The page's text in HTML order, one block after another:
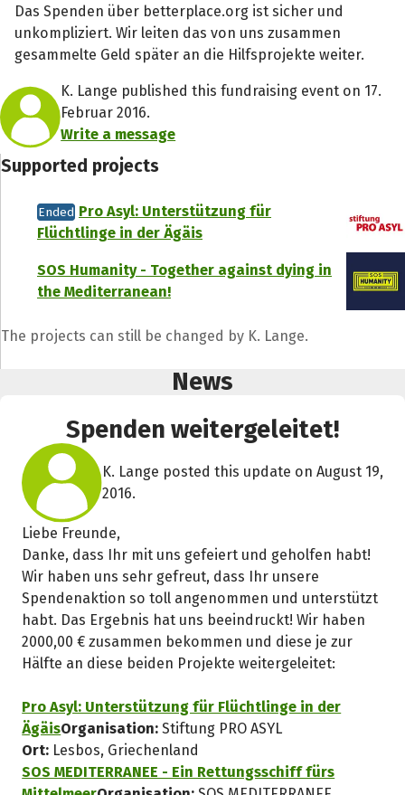
Das Spenden über betterplace.org ist sicher und
unkompliziert. Wir leiten das von uns zusammen
gesammelte Geld später an die Hilfsprojekte weiter.
K. Lange published this fundraising event on 17.
Februar 2016.
Write a message
Supported projects
Ended Pro Asyl: Unterstützung für
Flüchtlinge in der Ägäis
SOS Humanity - Together against dying in
the Mediterranean!
The projects can still be changed by K. Lange.
News
Spenden weitergeleitet!
K. Lange posted this update on August 19,
2016.
Liebe Freunde,
Danke, dass Ihr mit uns gefeiert und geholfen habt!
Wir haben uns sehr gefreut, dass Ihr unsere
Spendenaktion so toll angenommen und unterstützt
habt. Das Ergebnis hat uns beeindruckt! Wir haben
2000,00 € zusammen bekommen und diese je zur
Hälfte an diese beiden Projekte weitergeleitet:
Pro Asyl: Unterstützung für Flüchtlinge in der
ÄgäisOrganisation: Stiftung PRO ASYL
Ort: Lesbos, Griechenland
SOS MEDITERRANEE - Ein Rettungsschiff fürs